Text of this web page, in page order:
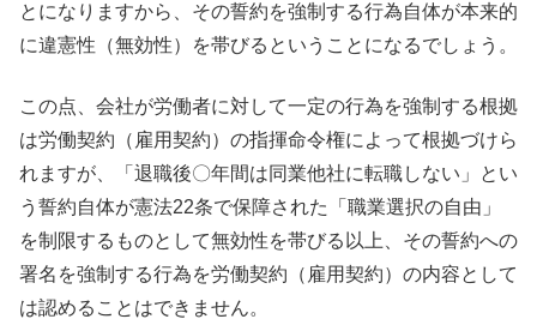
とになりますから、その誓約を強制する行為自体が本来的
に違憲性（無効性）を帯びるということになるでしょう。
この点、会社が労働者に対して一定の行為を強制する根拠
は労働契約（雇用契約）の指揮命令権によって根拠づけら
れますが、「退職後〇年間は同業他社に転職しない」とい
う誓約自体が憲法22条で保障された「職業選択の自由」
を制限するものとして無効性を帯びる以上、その誓約への
署名を強制する行為を労働契約（雇用契約）の内容として
は認めることはできません。